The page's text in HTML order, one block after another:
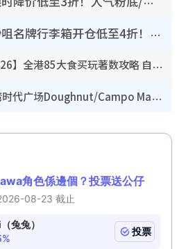
开仓优惠｜尖沙咀名牌行李箱开仓低至4折！一连5日 American Tourister/ace./Hallmark $200起
【8月生日优惠2026】全港85大食买玩著数攻略 自助餐/火锅放题同行免费＋诚品/DONKI送现金券
开仓优惠｜铜锣湾时代广场Doughnut/Campo Marzio开仓低至1折！背囊、书包、手袋劈价$200起